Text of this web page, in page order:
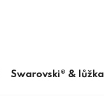
Swarovski® & lůžka